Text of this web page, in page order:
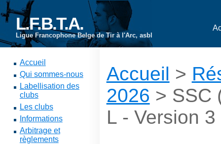
L.F.B.T.A.
Ligue Francophone Belge de Tir à l'Arc, asbl
Accueil
Qui sommes-nous
Labellisation des
clubs
Les clubs
Informations
Arbitrage et
règlements
Accueil >
2026 > SSC
L - Version 3